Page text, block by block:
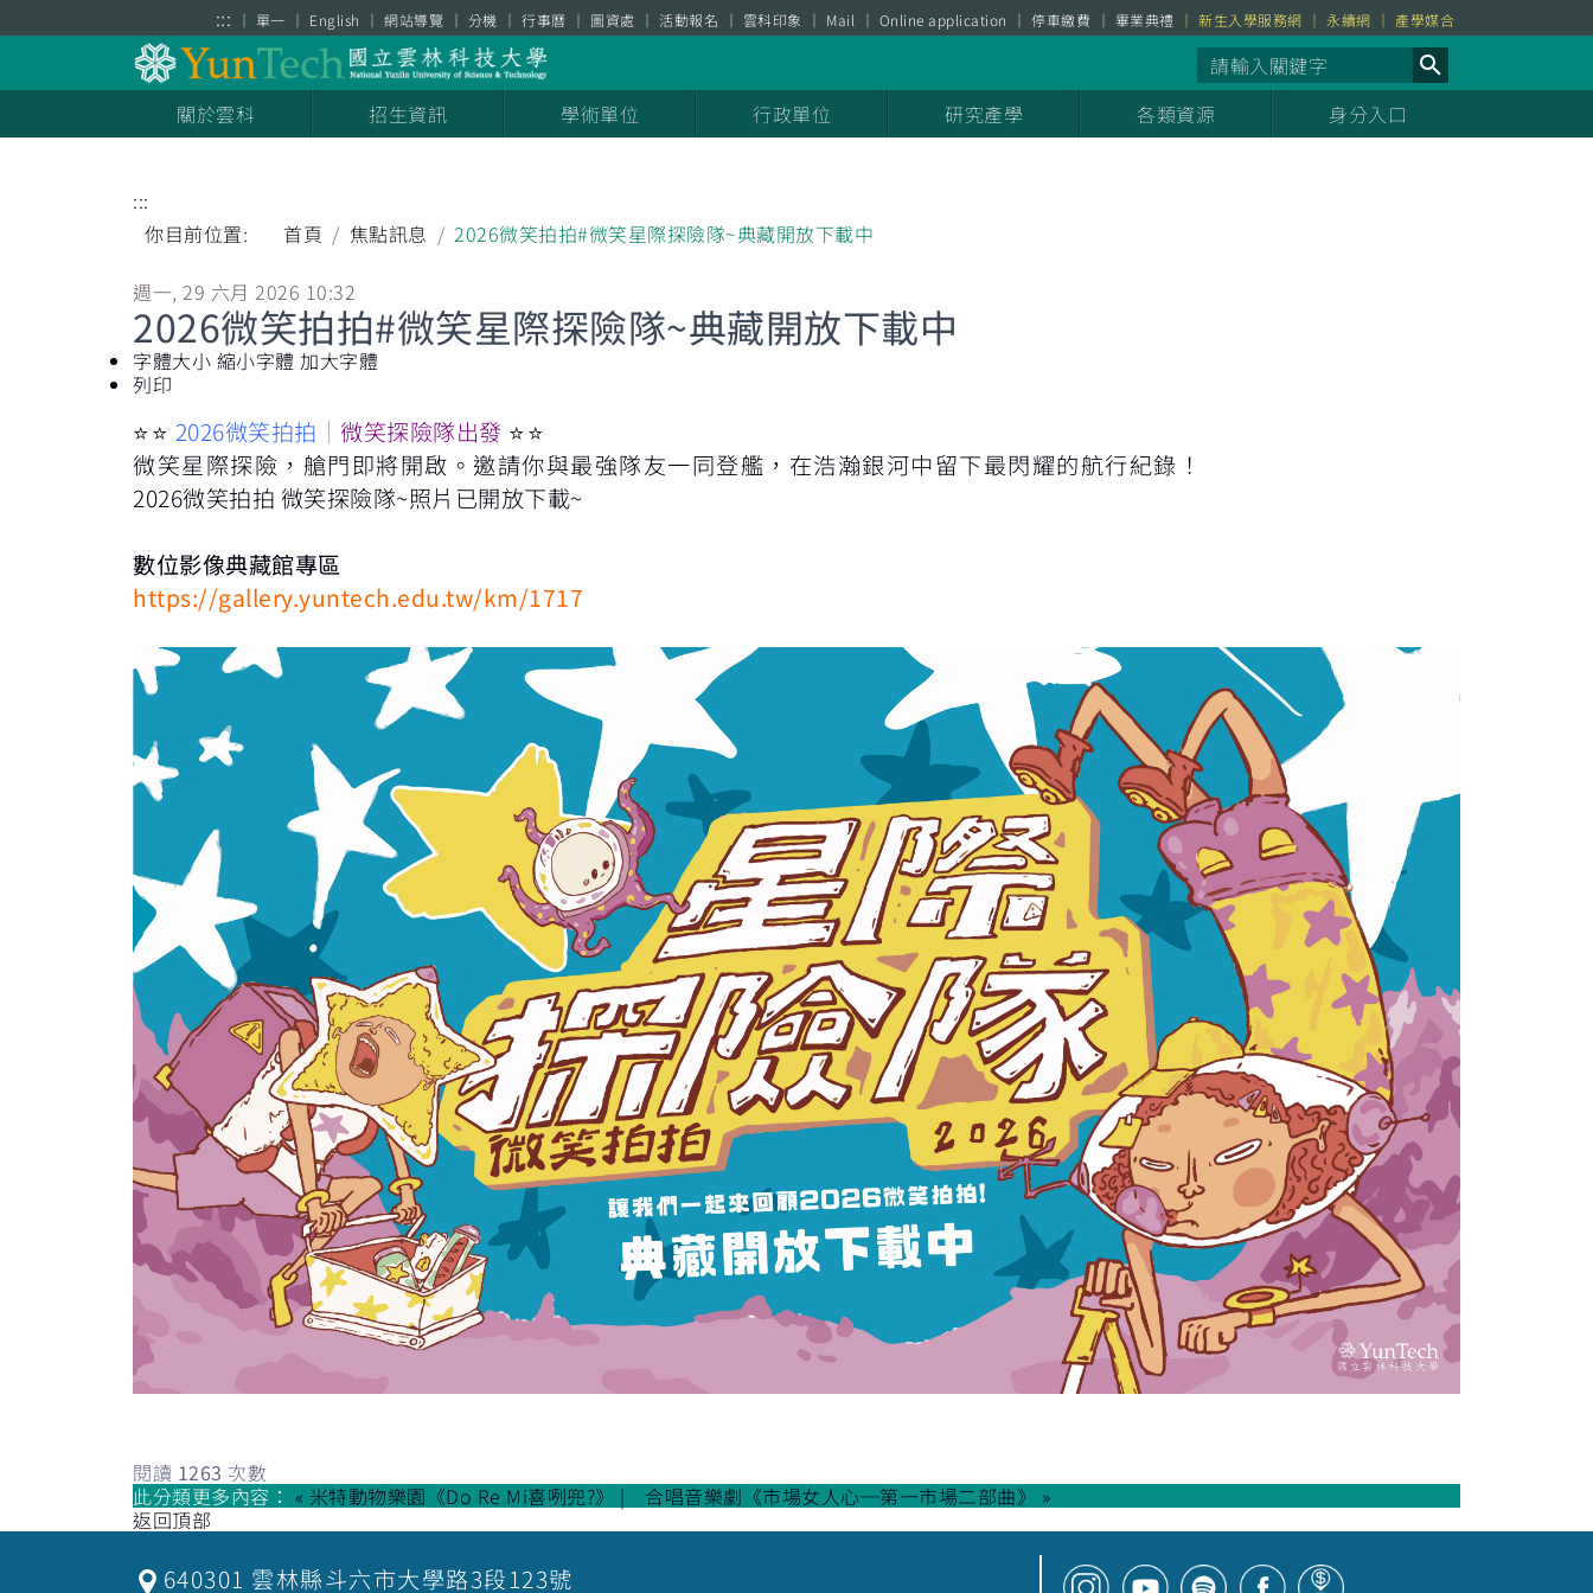
::: 單一 English 網站導覽 分機 行事曆 圖資處 活動報名 雲科印象 Mail Online application 停車繳費 畢業典禮 新生入學服務網 永續網 產學媒合
關於雲科 招生資訊 學術單位 行政單位 研究產學 各類資源 身分入口
:::
你目前位置:
首頁 焦點訊息 2026微笑拍拍#微笑星際探險隊~典藏開放下載中
週一, 29 六月 2026 10:32
2026微笑拍拍#微笑星際探險隊~典藏開放下載中
字體大小 縮小字體 加大字體
列印
⭐️⭐️ 2026微笑拍拍 ｜ 微笑探險隊出發 ⭐️⭐️
微笑星際探險，艙門即將開啟。邀請你與最強隊友一同登艦，在浩瀚銀河中留下最閃耀的航行紀錄！
2026微笑拍拍 微笑探險隊~照片已開放下載~
數位影像典藏館專區
https://gallery.yuntech.edu.tw/km/1717
閱讀 1263 次數
此分類更多內容： « 米特動物樂園《Do Re Mi喜咧兜?》
合唱音樂劇《市場女人心─第一市場二部曲》 »
返回頂部
640301 雲林縣斗六市大學路3段123號